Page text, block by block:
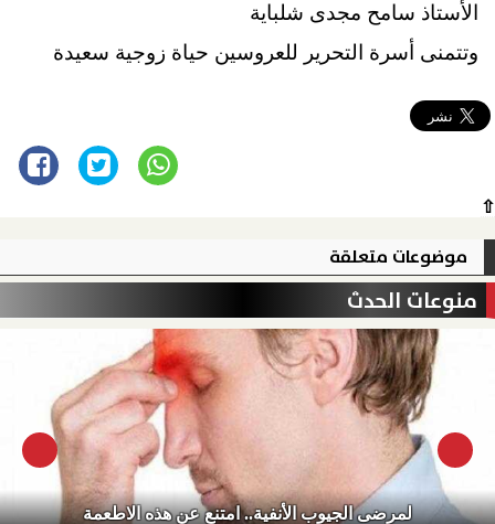
الأستاذ سامح مجدى شلباية
وتتمنى أسرة التحرير للعروسين حياة زوجية سعيدة
⇧
موضوعات متعلقة
منوعات الحدث
لمرضى الجيوب الأنفية.. امتنع عن هذه الاطعمة